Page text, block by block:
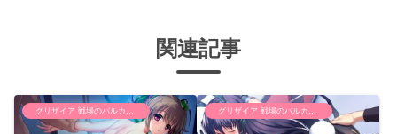
関連記事
グリザイア 戦場のバルカローレ グリザイア 戦場のバルカローレ